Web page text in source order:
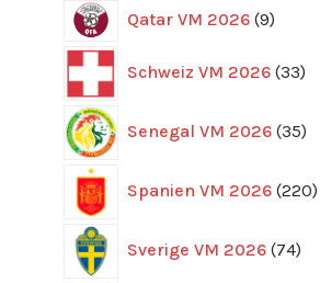
Qatar VM 2026 99
Schweiz VM 2026 33
Senegal VM 2026 35
Spanien VM 2026 220
Sverige VM 2026 74